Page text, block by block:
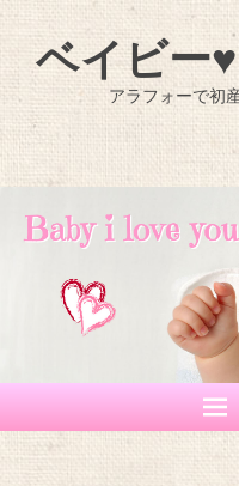
ベイビー
アラフォーで初